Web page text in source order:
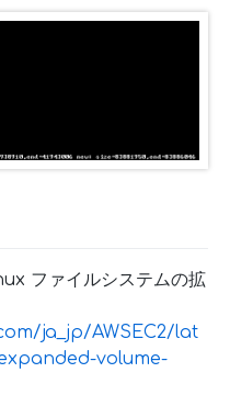
ファイルシステムの拡
ja_jp/AWSEC2/lat
volume-